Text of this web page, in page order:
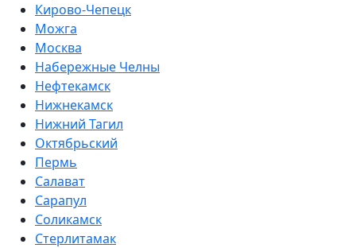
Кирово-Чепецк
Можга
Москва
Набережные Челны
Нефтекамск
Нижнекамск
Нижний Тагил
Октябрьский
Пермь
Салават
Сарапул
Соликамск
Стерлитамак